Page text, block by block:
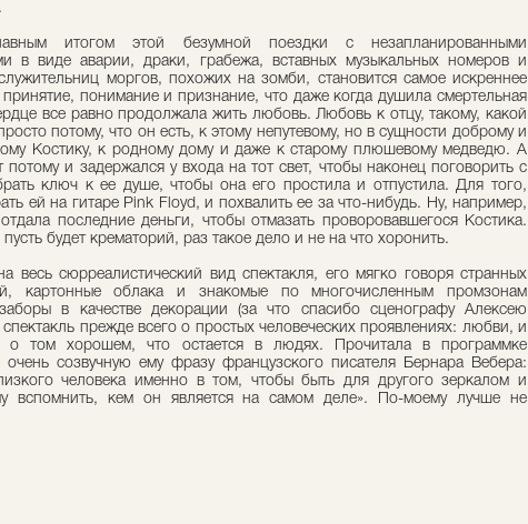
итогом этой безумной поездки с незапланированными
в виде аварии, драки, грабежа, вставных музыкальных номеров и
моргов, похожих на зомби, становится самое искреннее
понимание и признание, что даже когда душила смертельная
все равно продолжала жить любовь. Любовь к отцу, такому, какой
потому, что он есть, к этому непутевому, но в сущности доброму и
Костику, к родному дому и даже к старому плюшевому медведю. А
потому и задержался у входа на тот свет, чтобы наконец поговорить с
ключ к ее душе, чтобы она его простила и отпустила. Для того,
ей на гитаре Pink Floyd, и похвалить ее за что-нибудь. Ну, например,
последние деньги, чтобы отмазать проворовавшегося Костика.
пусть будет крематорий, раз такое дело и не на что хоронить.
весь сюрреалистический вид спектакля, его мягко говоря странных
картонные облака и знакомые по многочисленным промзонам
в качестве декорации (за что спасибо сценографу Алексею
спектакль прежде всего о простых человеческих проявлениях: любви, и
о том хорошем, что остается в людях. Прочитала в программке
очень созвучную ему фразу французского писателя Бернара Вебера:
человека именно в том, чтобы быть для другого зеркалом и
вспомнить, кем он является на самом деле». По-моему лучше не